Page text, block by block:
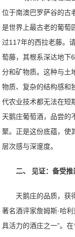
位于南澳巴罗萨谷的古
是世界上最古老的葡萄
过117年的西拉老藤。
萄藤，其根系深达地下
分和矿物质。这种与土
物质、复杂的结构感和
代农业技术都无法在短
天鹅庄葡萄酒，品尝的
聚。正是这份底蕴，使
层次感与深邃度。
二、 见证：备受
天鹅庄的品质，获
著名酒评家詹姆斯·哈
具活力的酒庄之一”。